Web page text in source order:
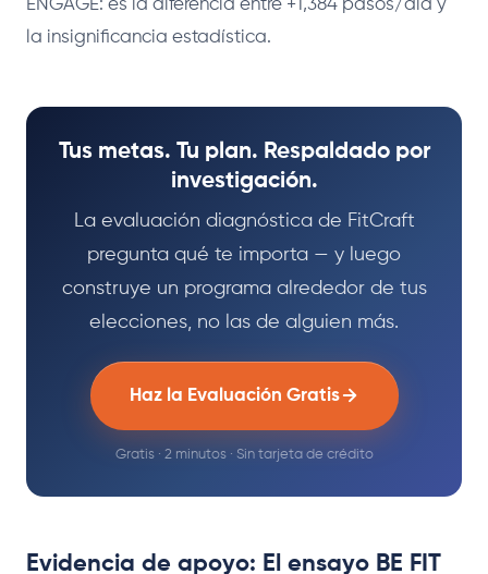
ENGAGE: es la diferencia entre +1,384 pasos/día y
la insignificancia estadística.
Tus metas. Tu plan. Respaldado por
investigación.
La evaluación diagnóstica de FitCraft
pregunta qué te importa — y luego
construye un programa alrededor de tus
elecciones, no las de alguien más.
Haz la Evaluación Gratis
Gratis · 2 minutos · Sin tarjeta de crédito
Evidencia de apoyo: El ensayo BE FIT